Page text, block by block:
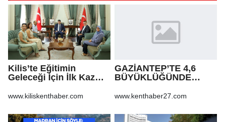
Kilis’te Eğitimin
Geleceği İçin İlk Kazma
www.kiliskenthaber.com
GAZİANTEP’TE 4,6
BÜYÜKLÜĞÜNDE
www.kenthaber27.com